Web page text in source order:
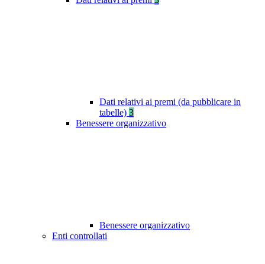
Dati relativi ai premi (da pubblicare in
tabelle) 3
Benessere organizzativo
Benessere organizzativo
Enti controllati